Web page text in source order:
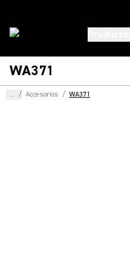
WA371
... / Accesorios / WA371